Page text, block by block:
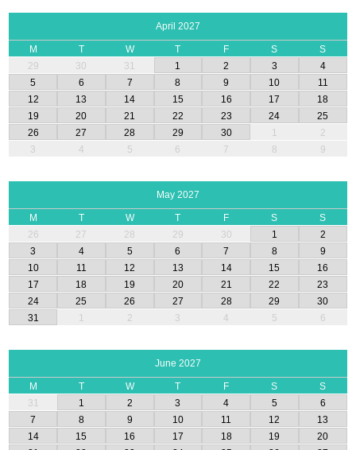
April 2027
M T W T F S
S
29
30 31 1 2 3
4
5
6 7 8 9 10
11
12
13 14 15 16 17
18
19
20 21 22 23 24
25
26
27 28 29 30 1
2
3
4 5 6 7 8 9
May 2027
M T W T F S
S
26
27 28 29 30 1
2
3
4 5 6 7 8
9
10
11 12 13 14 15
16
17
18 19 20 21 22
23
24
25 26 27 28 29
30
31
1 2 3 4 5 6
June 2027
M T W T F S
S
31
1 2 3 4 5
6
7
8 9 10 11 12
13
14
15 16 17 18 19
20